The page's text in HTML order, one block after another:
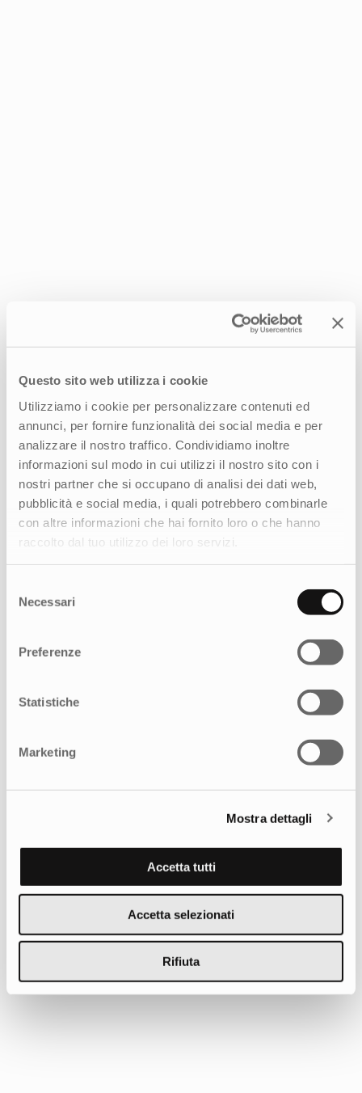
Questo sito web utilizza i cookie
Utilizziamo i cookie per personalizzare contenuti ed
annunci, per fornire funzionalità dei social media e per
analizzare il nostro traffico. Condividiamo inoltre
informazioni sul modo in cui utilizzi il nostro sito con i
nostri partner che si occupano di analisi dei dati web,
pubblicità e social media, i quali potrebbero combinarle
con altre informazioni che hai fornito loro o che hanno
raccolto dal tuo utilizzo dei loro servizi.
delNecessari
Preferenze
Statistiche
Marketing
Mostra dettagli
Accetta tutti
Accetta selezionati
Rifiuta